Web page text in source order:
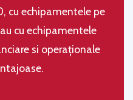
cu echipamentele pe
cu echipamentele
si operaţionale